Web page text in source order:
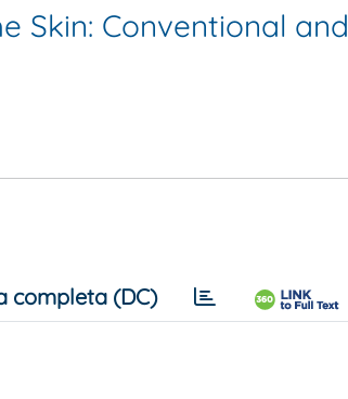
Skin: Conventional and
completa (DC)